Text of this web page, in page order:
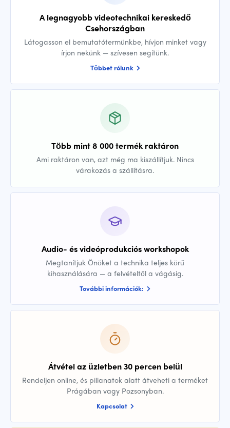
A legnagyobb videotechnikai kereskedő
Csehországban
Látogasson el bemutatótermünkbe, hívjon minket vagy
írjon nekünk — szívesen segítünk.
Többet rólunk
Több mint 8 000 termék raktáron
Ami raktáron van, azt még ma kiszállítjuk. Nincs
várakozás a szállításra.
Audio- és videóprodukciós workshopok
Megtanítjuk Önöket a technika teljes körű
kihasználására — a felvételtől a vágásig.
További információk:
Átvétel az üzletben 30 percen belül
Rendeljen online, és pillanatok alatt átveheti a terméket
Prágában vagy Pozsonyban.
Kapcsolat